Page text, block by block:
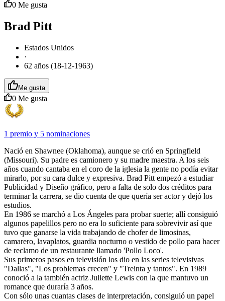
0 Me gusta
Brad Pitt
Estados Unidos
·
62 años (18-12-1963)
Me gusta
0 Me gusta
1 premio y 5 nominaciones
Nació en Shawnee (Oklahoma), aunque se crió en Springfield
(Missouri). Su padre es camionero y su madre maestra. A los seis
años cuando cantaba en el coro de la iglesia la gente no podía evitar
mirarlo, por su cara dulce y expresiva. Brad Pitt empezó a estudiar
Publicidad y Diseño gráfico, pero a falta de solo dos créditos para
terminar la carrera, se dio cuenta de que quería ser actor y dejó los
estudios.
En 1986 se marchó a Los Ángeles para probar suerte; allí consiguió
algunos papelillos pero no era lo suficiente para sobrevivir así que
tuvo que ganarse la vida trabajando de chofer de limosinas,
camarero, lavaplatos, guardia nocturno o vestido de pollo para hacer
de reclamo de un restaurante llamado 'Pollo Loco'.
Sus primeros pasos en televisión los dio en las series televisivas
"Dallas", "Los problemas crecen" y "Treinta y tantos". En 1989
conoció a la también actriz Juliette Lewis con la que mantuvo un
romance que duraría 3 años.
Con sólo unas cuantas clases de interpretación, consiguió un papel